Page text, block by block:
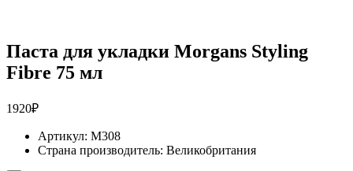
Паста для укладки Morgans Styling
Fibre 75 мл
1920₽
Артикул: M308
Страна производитель: Великобритания